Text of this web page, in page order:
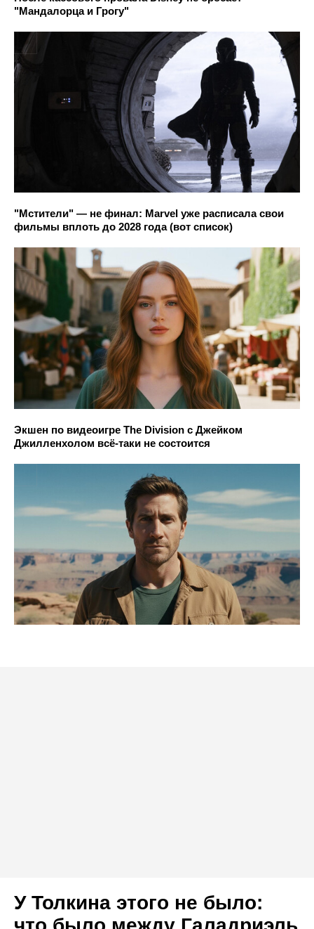
"Мандалорца и Грогу"
"Мстители" — не финал: Marvel уже расписала свои
фильмы вплоть до 2028 года (вот список)
Экшен по видеоигре The Division с Джейком
Джилленхолом всё-таки не состоится
У Толкина этого не было: